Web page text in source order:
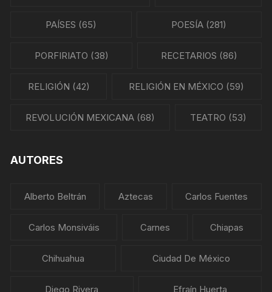
PAÍSES (65) POESÍA (281)
PORFIRIATO (38) RECETARIOS (86)
RELIGIÓN (42) RELIGIÓN EN MÉXICO (59)
REVOLUCIÓN MEXICANA (68) TEATRO (53)
AUTORES
Alberto Beltrán Aztecas Carlos Fuentes
Carlos Monsiváis Carnes Chiapas
Chihuahua Ciudad De México
Diego Rivera Efraín Huerta